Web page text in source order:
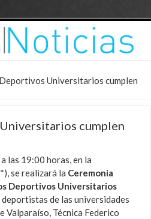
Universitarios cumplen
cumplen
las 19:00 horas, en la
se realizará la Ceremonia
Deportivos Universitarios
de las universidades
Valparaíso, Técnica Federico